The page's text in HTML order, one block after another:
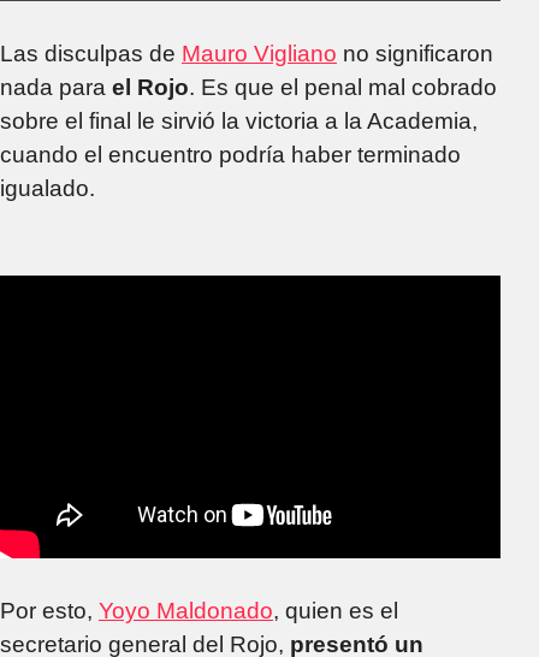
Las disculpas de Mauro Vigliano no significaron
nada para el Rojo. Es que el penal mal cobrado
sobre el final le sirvió la victoria a la Academia,
cuando el encuentro podría haber terminado
igualado.
Por esto, Yoyo Maldonado, quien es el
secretario general del Rojo, presentó un